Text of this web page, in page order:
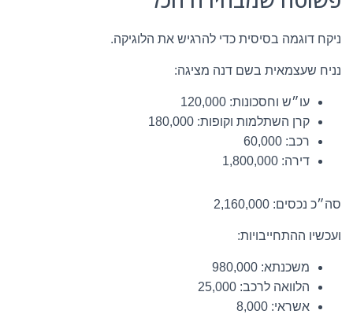
ניקח דוגמה בסיסית כדי להרגיש את הלוגיקה.
נניח שעצמאית בשם דנה מציגה:
עו״ש וחסכונות: 120,000
קרן השתלמות וקופות: 180,000
רכב: 60,000
דירה: 1,800,000
סה״כ נכסים: 2,160,000
ועכשיו ההתחייבויות:
משכנתא: 980,000
הלוואה לרכב: 25,000
אשראי: 8,000